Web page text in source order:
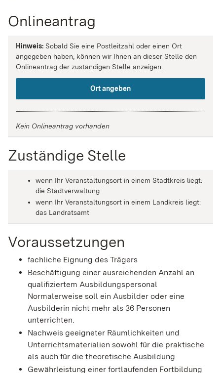
Onlineantrag
Hinweis: Sobald Sie eine Postleitzahl oder einen Ort
angegeben haben, können wir Ihnen an dieser Stelle den
Onlineantrag der zuständigen Stelle anzeigen.
Ort angeben
Kein Onlineantrag vorhanden
Zuständige Stelle
wenn Ihr Veranstaltungsort in einem Stadtkreis liegt:
die Stadtverwaltung
wenn Ihr Veranstaltungsort in einem Landkreis liegt:
das Landratsamt
Voraussetzungen
fachliche Eignung des Trägers
Beschäftigung einer ausreichenden Anzahl an
qualifiziertem Ausbildungspersonal
Normalerweise soll ein Ausbilder oder eine
Ausbilderin nicht mehr als 36 Personen
unterrichten.
Nachweis geeigneter Räumlichkeiten und
Unterrichtsmaterialien sowohl für die praktische
als auch für die theoretische Ausbildung
Gewährleistung einer fortlaufenden Fortbildung